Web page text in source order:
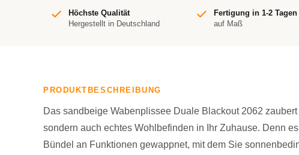
Höchste Qualität
Hergestellt in Deutschland
Fertigung in 1-2 Tagen
auf Maß
PRODUKTBESCHREIBUNG
Das sandbeige Wabenplissee Duale Blackout 2062
sondern auch echtes Wohlbefinden in Ihr Zuhause. Denn
Bündel an Funktionen gewappnet, mit dem Sie